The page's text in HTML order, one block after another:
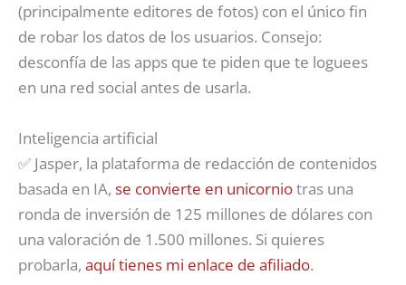
(principalmente editores de fotos) con el único fin
de robar los datos de los usuarios. Consejo:
desconfía de las apps que te piden que te loguees
en una red social antes de usarla.
Inteligencia artificial
✅ Jasper, la plataforma de redacción de contenidos
basada en IA, se convierte en unicorniotras una
ronda de inversión de 125 millones de dólares con
una valoración de 1.500 millones. Si quieres
probarla, aquí tienes mi enlace de afiliado.